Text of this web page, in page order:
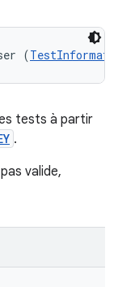
(
tests à partir
.
valide,